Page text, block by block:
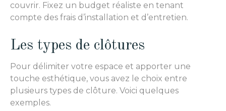
couvrir. Fixez un budget réaliste en tenant
compte des frais d’installation et d’entretien.
Les types de clôtures
Pour délimiter votre espace et apporter une
touche esthétique, vous avez le choix entre
plusieurs types de clôture. Voici quelques
exemples.